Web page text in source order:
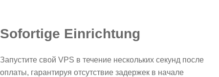
Sofortige Einrichtung
Запустите свой VPS в течение нескольких секунд после
оплаты, гарантируя отсутствие задержек в начале